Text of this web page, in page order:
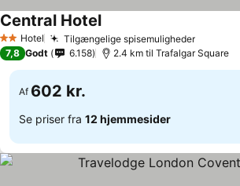
2 Stjerner
Hotel Tilgængelige spisemulighederSe priser
Central HotelSe priser
7,8 Godt 6.158 2.4 km til Trafalgar Square
Af 602 kr.
Se priser fra 12 hjemmesider